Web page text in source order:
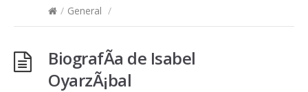
/ General /
BiografÃ­a de Isabel
OyarzÃ¡bal